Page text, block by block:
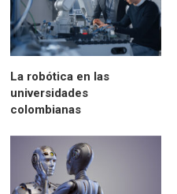
La robótica en las
universidades
colombianas